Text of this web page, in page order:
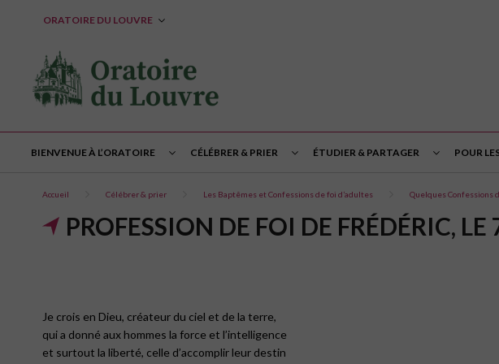
ORATOIRE DU LOUVRE
BIENVENUE À L’ORATOIRE CÉLÉBRER & PRIER ÉTUDIER & PARTAGER POUR
Accueil Célébrer & prier Les Baptêmes et Confessions de foi d’adultes Quelques Confessions
PROFESSION DE FOI DE FRÉDÉRIC,
Je crois en Dieu, créateur du ciel et de la terre,
qui a donné aux hommes la force et l’intelligence
et surtout la liberté, celle d’accomplir leur destin